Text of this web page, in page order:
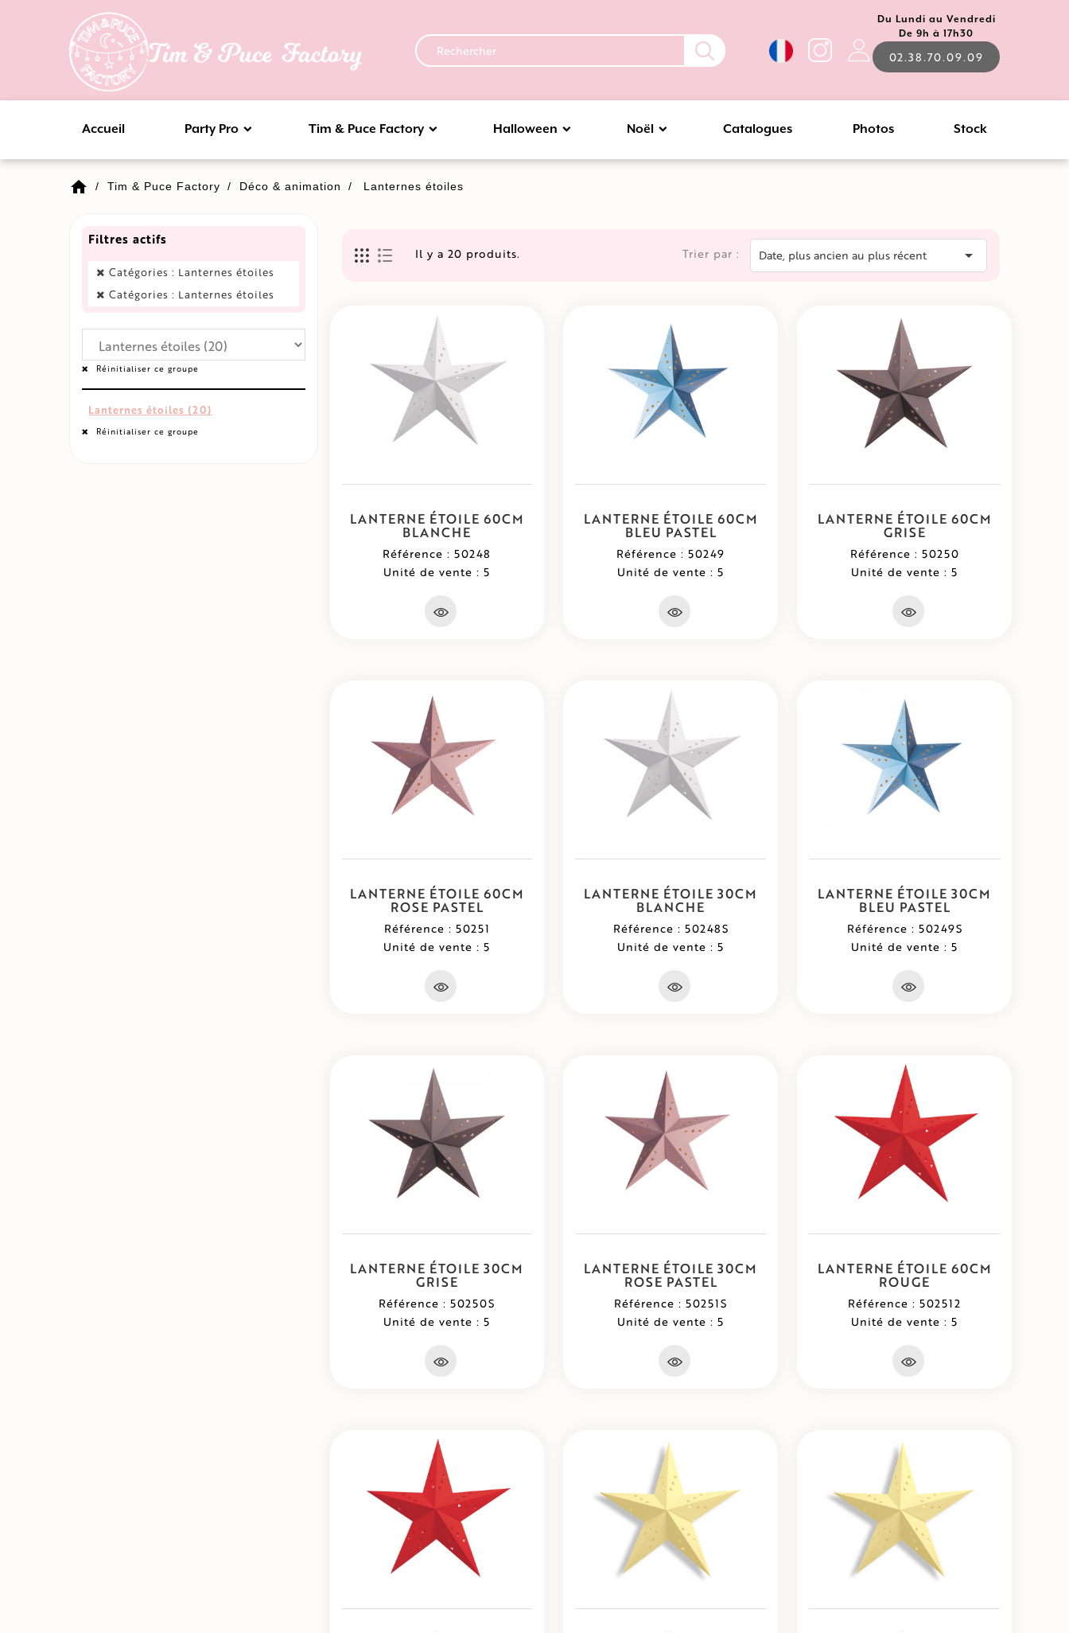
Du Lundi au Vendredi
De 9h à 17h30
02.38.70.09.09
Accueil Noël
Halloween
Party Pro Tim & Puce Factory Catalogues Photos Stock
home Tim & Puce Factory Déco & animation Lanternes étoiles
Filtres actifs
Catégories : Lanternes étoiles
Catégories : Lanternes étoiles
Réinitialiser ce groupe
Lanternes étoiles (20)
Réinitialiser ce groupe
Il y a 20 produits. Trier par : Date, plus ancien au plus récent 
LANTERNE ÉTOILE 60CM
BLANCHE
Référence : 50248
Unité de vente : 5
LANTERNE ÉTOILE 60CM
BLEU PASTEL
Référence : 50249
Unité de vente : 5
LANTERNE ÉTOILE 60CM
GRISE
Référence : 50250
Unité de vente : 5
LANTERNE ÉTOILE 60CM
ROSE PASTEL
Référence : 50251
Unité de vente : 5
LANTERNE ÉTOILE 30CM
BLANCHE
Référence : 50248S
Unité de vente : 5
LANTERNE ÉTOILE 30CM
BLEU PASTEL
Référence : 50249S
Unité de vente : 5
LANTERNE ÉTOILE 30CM
GRISE
Référence : 50250S
Unité de vente : 5
LANTERNE ÉTOILE 30CM
ROSE PASTEL
Référence : 50251S
Unité de vente : 5
LANTERNE ÉTOILE 60CM
ROUGE
Référence : 502512
Unité de vente : 5